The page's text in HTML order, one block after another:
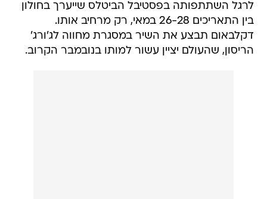
לרגל השתתפותה בפסטיבל הביטלס שייערך בחולון
בין התאריכים 26-28 במאי, רק מרחיב אותו.
דקלבאום תבצע את השיר במסגרת מחווה לג'ורג'
הריסון, שהעולם יציין עשור למותו בנובמבר הקרוב.